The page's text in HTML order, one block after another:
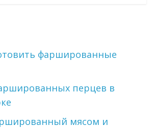
фаршированные
перцев в
мясом и